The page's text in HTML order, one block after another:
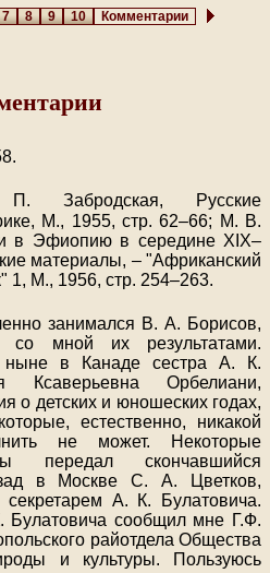
8910 Комментарии
Русские
М., 1955, стр. 62–66; М. В.
в Эфиопию в середине XIX–
материалы, – "Африканский
1, М., 1956, стр. 254–263.
занимался В. А. Борисов,
со мной их результатами.
ныне в Канаде сестра А. К.
Орбелиани,
о детских и юношеских годах,
естественно, никакой
не может. Некоторые
передал скончавшийся
в Москве С. А. Цветков,
А. К. Булатовича.
Булатовича сообщил мне Г.Ф.
райотдела Общества
и культуры. Пользуюсь